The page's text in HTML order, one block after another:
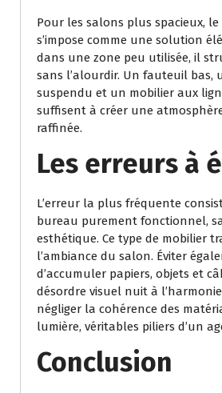
Pour les salons plus spacieux,
s’impose comme une solution
dans une zone peu utilisée, il
sans l’alourdir. Un fauteuil bas,
suspendu et un mobilier aux
suffisent à créer une
raffinée.
Les erreurs à
L’erreur la plus fréquente
bureau purement fonctionnel,
esthétique. Ce type de mobilier
l’ambiance du salon. Éviter
d’accumuler papiers, objets et
désordre visuel nuit à
négliger la cohérence des
lumière, véritables piliers d’un
Conclusion